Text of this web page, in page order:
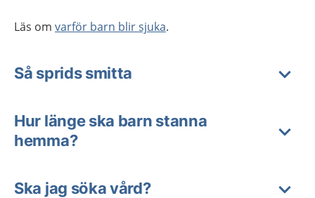
Läs om varför barn blir sjuka.
Så sprids smitta
Hur länge ska barn stanna
hemma?
Ska jag söka vård?